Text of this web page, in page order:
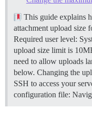
This guide explains
attachment upload size
Required user level:
upload size limit is
need to allow uploads
below. Changing the
SSH to access your
configuration file: